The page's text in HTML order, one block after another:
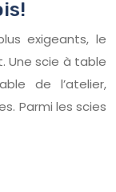
exigeants, le
Une scie à table
de l’atelier,
Parmi les scies